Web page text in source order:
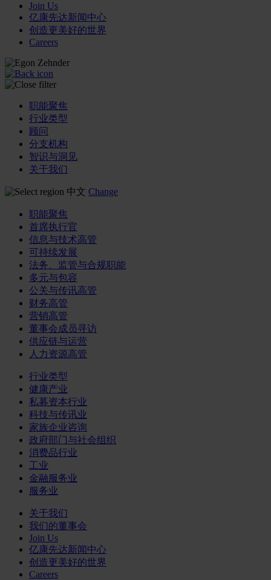
Join Us
亿康先达新闻中心
创造更美好的世界
Careers
职能聚焦
行业类型
顾问
分支机构
智识与洞见
关于我们
中文 Change
职能聚焦
首席执行官
信息与技术高管
可持续发展
法务、监管与合规职能
多元与包容
公关与传讯高管
财务高管
营销高管
董事会成员寻访
供应链与运营
人力资源高管
行业类型
健康产业
私募资本行业
科技与传讯业
家族企业咨询
政府部门与社会组织
消费品行业
工业
金融服务业
服务业
关于我们
我们的董事会
Join Us
亿康先达新闻中心
创造更美好的世界
Careers